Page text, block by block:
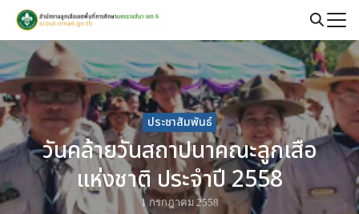
Skip
contentSearch
for:
ประชาสัมพันธ์
วันคล้ายวันสถาปนาคณะลูกเสือ
แห่งชาติ ประจำปี 2558
1 กรกฎาคม 2558